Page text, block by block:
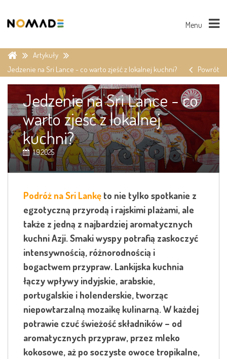
Menu
Artykuły
Jedzenie na Sri Lance - co warto zjeść z lokalnej kuchni?
Powrót
Jedzenie na Sri Lance - co
warto zjeść z lokalnej
kuchni?
1.9.2025
Podróż na Sri Lankę to nie tylko spotkanie z
egzotyczną przyrodą i rajskimi plażami, ale
także z jedną z najbardziej aromatycznych
kuchni Azji. Smaki wyspy potrafią zaskoczyć
intensywnością, różnorodnością i
bogactwem przypraw. Lankijska kuchnia
łączy wpływy indyjskie, arabskie,
portugalskie i holenderskie, tworząc
niepowtarzalną mozaikę kulinarną. W każdej
potrawie czuć świeżość składników – od
aromatycznych przypraw, przez mleko
kokosowe, aż po soczyste owoce tropikalne,